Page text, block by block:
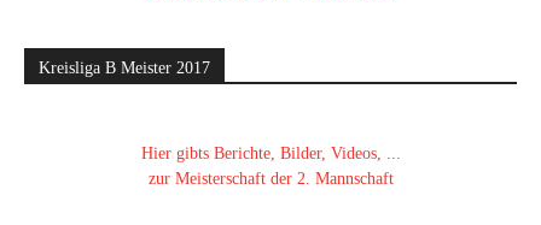
Kreisliga B Meister 2017
Hier gibts Berichte, Bilder, Videos, ...
zur Meisterschaft der 2. Mannschaft